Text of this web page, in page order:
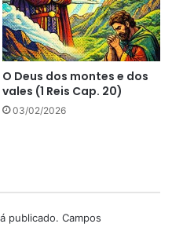
O Deus dos montes e dos
vales (1 Reis Cap. 20)
03/02/2026
publicado. Campos